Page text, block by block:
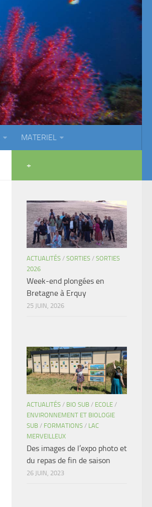
MATERIEL
+
ACTUALITÉS / SORTIES / SORTIES
2026
Week-end plongées en
Bretagne à Erquy
25 JUIN, 2026
ACTUALITÉS / BIO SUB / ECOLE /
ENVIRONNEMENT ET BIOLOGIE
SUB / FORMATIONS / LAC
MERVEILLEUX
Des images de l’expo photo et
du repas de fin de saison
26 JUIN, 2023